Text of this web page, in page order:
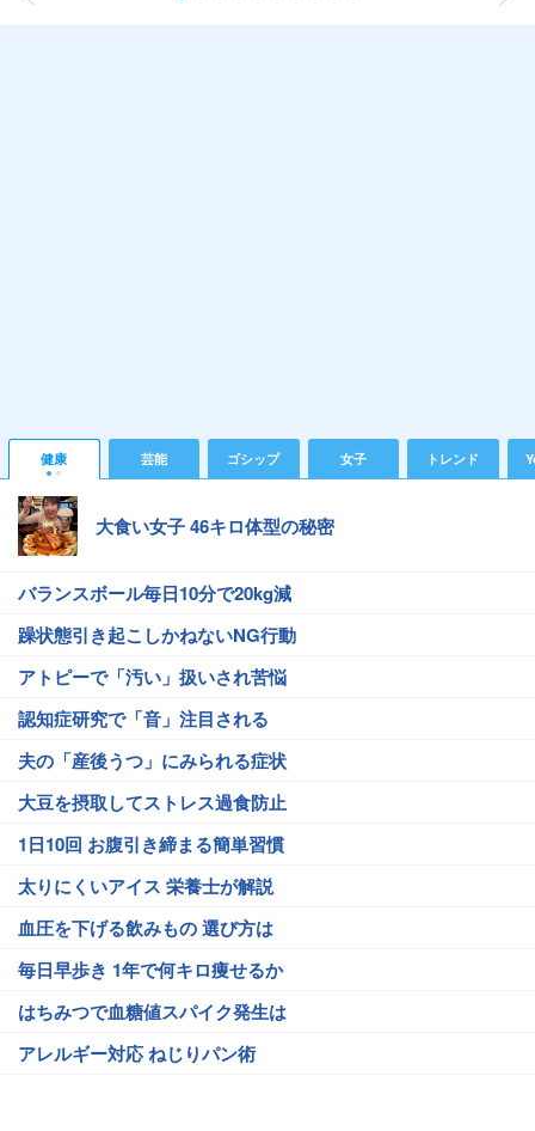
健康 芸能 ゴシップ 女子 トレンド
大食い女子 46キロ体型の秘密
バランスボール毎日10分で20kg減
躁状態引き起こしかねないNG行動
アトピーで「汚い」扱いされ苦悩
認知症研究で「音」注目される
夫の「産後うつ」にみられる症状
大豆を摂取してストレス過食防止
1日10回 お腹引き締まる簡単習慣
太りにくいアイス 栄養士が解説
血圧を下げる飲みもの 選び方は
毎日早歩き 1年で何キロ痩せるか
はちみつで血糖値スパイク発生は
アレルギー対応 ねじりパン術